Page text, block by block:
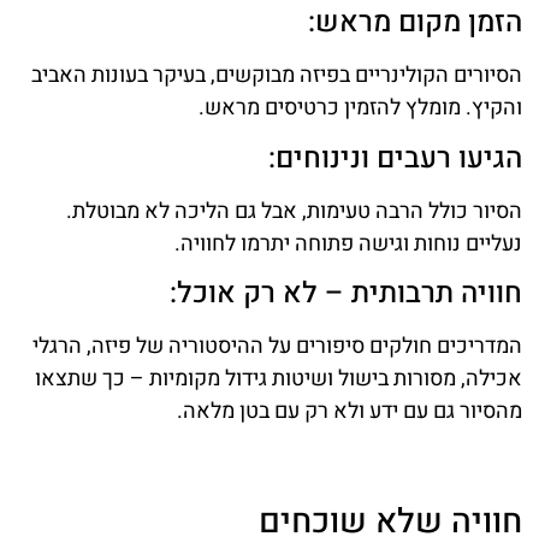
הזמן מקום מראש:
הסיורים הקולינריים בפיזה מבוקשים, בעיקר בעונות האביב
והקיץ. מומלץ להזמין כרטיסים מראש.
הגיעו רעבים ונינוחים:
הסיור כולל הרבה טעימות, אבל גם הליכה לא מבוטלת.
נעליים נוחות וגישה פתוחה יתרמו לחוויה.
חוויה תרבותית – לא רק אוכל:
המדריכים חולקים סיפורים על ההיסטוריה של פיזה, הרגלי
אכילה, מסורות בישול ושיטות גידול מקומיות – כך שתצאו
מהסיור גם עם ידע ולא רק עם בטן מלאה.
חוויה שלא שוכחים